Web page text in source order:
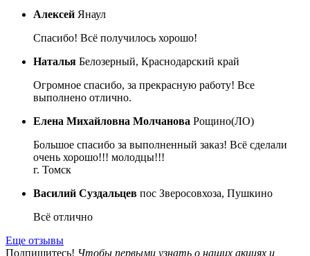
Алексей Янаул
Спасибо! Всё получилось хорошо!
Наталья Белозерный, Краснодарский край
Огромное спасибо, за прекрасную работу! Все
выполнено отлично.
Елена Михайловна Молчанова Рощино(ЛО)
Большое спасибо за выполненный заказ! Всё сделали
очень хорошо!!! молодцы!!!
г. Томск
Василий Суздальцев пос Зверосовхоза, Пушкино
Всё отлично
Еще отзывы
Подпишитесь! Чтобы первыми узнать о наших акциях и